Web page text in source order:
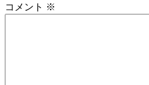
コメント ※